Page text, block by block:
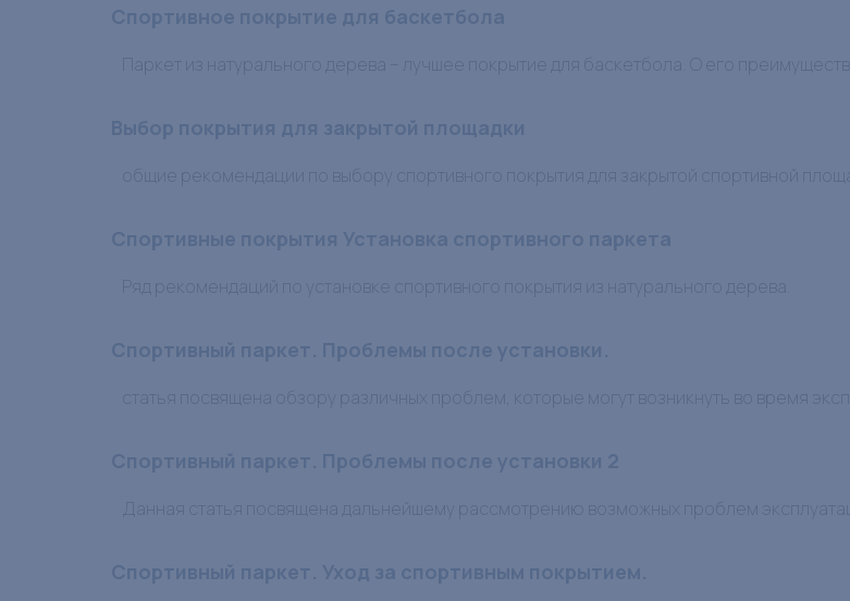
Спортивное покрытие для баскетбола
Паркет из натурального дерева – лучшее покрытие для баскетбола. О его
Выбор покрытия для закрытой площадки
общие рекомендации по выбору спортивного покрытия для закрытой спортивной
Спортивные покрытия Установка спортивного паркета
Ряд рекомендаций по установке спортивного покрытия из натурального дерева.
Спортивный паркет. Проблемы после установки.
статья посвящена обзору различных проблем, которые могут возникнуть во время
Спортивный паркет. Проблемы после установки 2
Данная статья посвящена дальнейшему рассмотрению возможных проблем
Спортивный паркет. Уход за спортивным покрытием.